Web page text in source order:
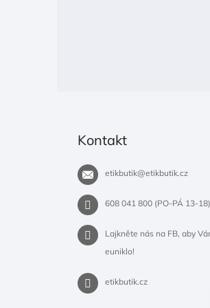
Kontakt
etikbutik@etikbutik.cz
608 041 800 (PO-PÁ 13-18)
Lajkněte nás na FB, aby
euniklo!
etikbutik.cz